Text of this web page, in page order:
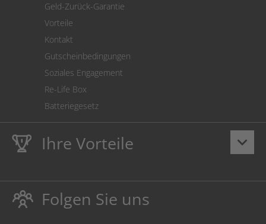
Geld-Zurück-Garantie
Vorteile
Kontakt
Gutscheinbedingungen
Soziales Engagement
Re-Life Box
Batteriegesetz
keyboard_arrow_down
Ihre Vorteile
LebenslangeHausmarke Garantieauf Toner und Tinte
schützt auch Ihren Drucker.
Umweltfreundlich dadurch Abfallvermeidung.
Folgen Sie uns